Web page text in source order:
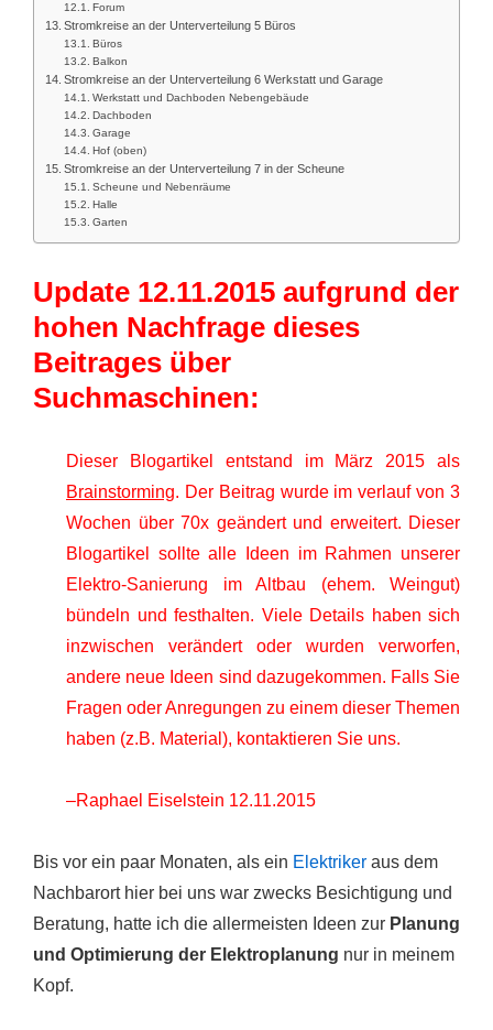
Forum
Stromkreise an der Unterverteilung 5 Büros
Büros
Balkon
Stromkreise an der Unterverteilung 6 Werkstatt und Garage
Werkstatt und Dachboden Nebengebäude
Dachboden
Garage
Hof (oben)
Stromkreise an der Unterverteilung 7 in der Scheune
Scheune und Nebenräume
Halle
Garten
Update 12.11.2015 aufgrund der
hohen Nachfrage dieses
Beitrages über
Suchmaschinen:
Dieser Blogartikel entstand im März 2015 als
Brainstorming. Der Beitrag wurde im verlauf von 3
Wochen über 70x geändert und erweitert. Dieser
Blogartikel sollte alle Ideen im Rahmen unserer
Elektro-Sanierung im Altbau (ehem. Weingut)
bündeln und festhalten. Viele Details haben sich
inzwischen verändert oder wurden verworfen,
andere neue Ideen sind dazugekommen. Falls Sie
Fragen oder Anregungen zu einem dieser Themen
haben (z.B. Material), kontaktieren Sie uns.
–Raphael Eiselstein 12.11.2015
Bis vor ein paar Monaten, als ein Elektriker aus dem
Nachbarort hier bei uns war zwecks Besichtigung und
Beratung, hatte ich die allermeisten Ideen zur Planung
und Optimierung der Elektroplanung nur in meinem
Kopf.